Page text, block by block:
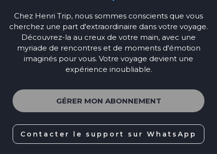
Chez Henri Trip, nous sommes conscients que vous
cherchez une part d'extraordinaire dans votre voyage.
Découvrez-la au creux de votre main, avec une
myriade de rencontres et de moments d'émotion
imaginés pour vous. Votre voyage devient une
expérience inoubliable.
GÉRER MON ABONNEMENT
Contacter le support sur WhatsApp